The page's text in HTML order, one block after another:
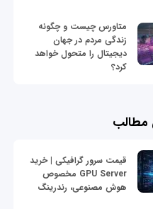
متاورس چیست و چگونه
زندگی مردم در جهان
دیجیتال را متحول خواهد
کرد؟
مطالب
قیمت سرور گرافیکی | خرید
GPU Server مخصوص
هوش مصنوعی، رندرینگ